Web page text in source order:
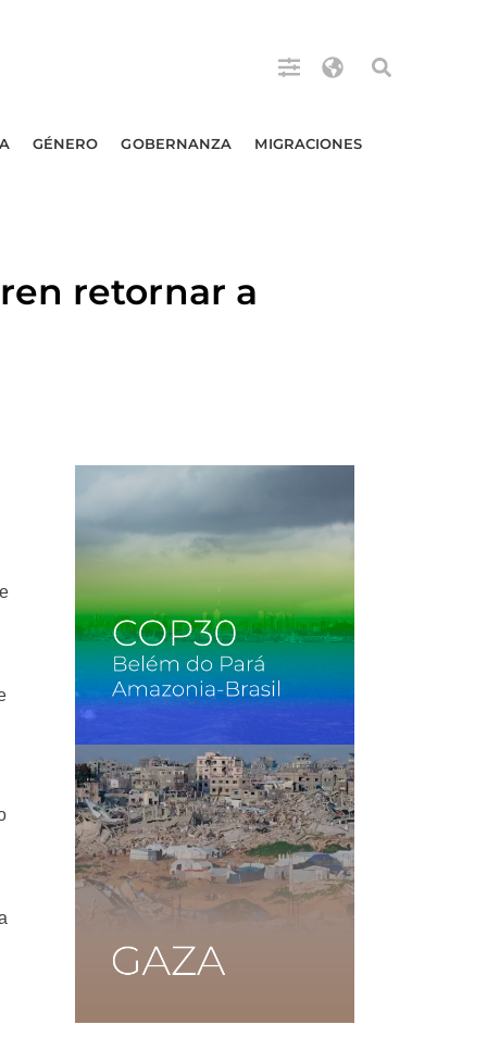
GÉNERO GOBERNANZA MIGRACIONES
retornar a